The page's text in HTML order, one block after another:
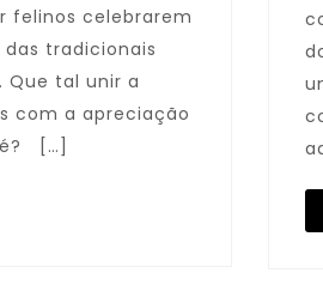
felinos celebrarem
tradicionais
Que tal unir a
com a apreciação
[…]